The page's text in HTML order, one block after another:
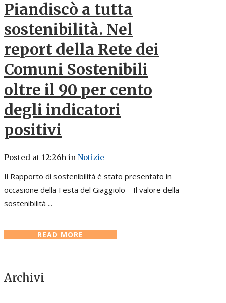
Piandiscò a tutta
sostenibilità. Nel
report della Rete dei
Comuni Sostenibili
oltre il 90 per cento
degli indicatori
positivi
Posted at 12:26h in Notizie
Il Rapporto di sostenibilità è stato presentato in
occasione della Festa del Giaggiolo – Il valore della
sostenibilità ...
READ MORE
Archivi